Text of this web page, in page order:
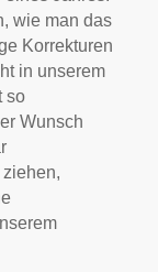
wie man das
Korrekturen
in unserem
so
Wunsch